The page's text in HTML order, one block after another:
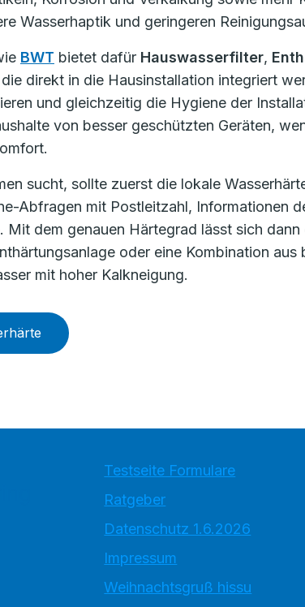
Wasserhaptik und geringeren
BWT bietet dafür Hauswasserfilter,
direkt in die Hausinstallation integriert
und gleichzeitig die Hygiene der
von besser geschützten Geräten,
sucht, sollte zuerst die lokale
Abfragen mit Postleitzahl, Informationen
Mit dem genauen Härtegrad lässt sich
oder eine Kombination
mit hoher Kalkneigung.
Testseite Formulare
Ratgeber
Datenschutz 1.6.2026
Impressum
Weihnachtsgruß hissu